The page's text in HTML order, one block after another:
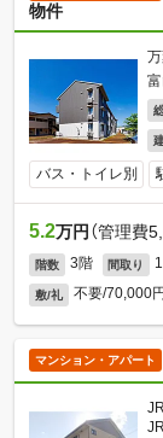
物件
バス・トイレ別
5.2万円 （管理費
階数 3階 間取り
敷/礼 不要/70,000円
マンション・アパート